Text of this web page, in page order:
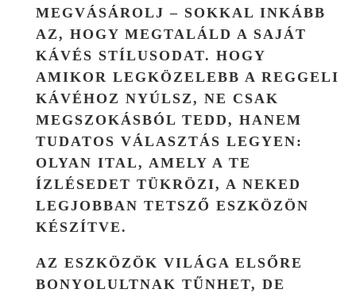
MEGVÁSÁROLJ – SOKKAL INKÁBB
AZ, HOGY MEGTALÁLD A SAJÁT
KÁVÉS STÍLUSODAT. HOGY
AMIKOR LEGKÖZELEBB A REGGELI
KÁVÉHOZ NYÚLSZ, NE CSAK
MEGSZOKÁSBÓL TEDD, HANEM
TUDATOS VÁLASZTÁS LEGYEN:
OLYAN ITAL, AMELY A TE
ÍZLÉSEDET TÜKRÖZI, A NEKED
LEGJOBBAN TETSZŐ ESZKÖZÖN
KÉSZÍTVE.
AZ ESZKÖZÖK VILÁGA ELSŐRE
BONYOLULTNAK TŰNHET, DE